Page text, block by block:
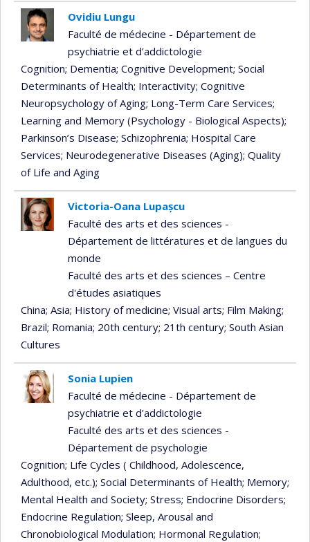
Ovidiu Lungu
Faculté de médecine - Département de
psychiatrie et d’addictologie
Cognition; Dementia; Cognitive Development; Social
Determinants of Health; Interactivity; Cognitive
Neuropsychology of Aging; Long-Term Care Services;
Learning and Memory (Psychology - Biological Aspects);
Parkinson’s Disease; Schizophrenia; Hospital Care
Services; Neurodegenerative Diseases (Aging); Quality
of Life and Aging
Victoria-Oana Lupașcu
Faculté des arts et des sciences -
Département de littératures et de langues du
monde
Faculté des arts et des sciences – Centre
d'études asiatiques
China; Asia; History of medicine; Visual arts; Film Making;
Brazil; Romania; 20th century; 21th century; South Asian
Cultures
Sonia Lupien
Faculté de médecine - Département de
psychiatrie et d’addictologie
Faculté des arts et des sciences -
Département de psychologie
Cognition; Life Cycles ( Childhood, Adolescence,
Adulthood, etc.); Social Determinants of Health; Memory;
Mental Health and Society; Stress; Endocrine Disorders;
Endocrine Regulation; Sleep, Arousal and
Chronobiological Modulation; Hormonal Regulation;